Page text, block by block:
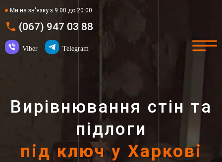
Ми на зв'язку з 9:00 до 20:00
(067) 947 03 88
Viber Telegram
Вирівнювання стін та
підлоги
під ключ у Харкові